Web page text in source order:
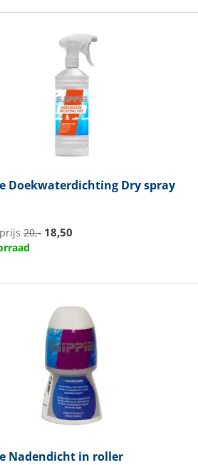
Doekwaterdichting Dry spray
20,- 18,50
Nadendicht in roller